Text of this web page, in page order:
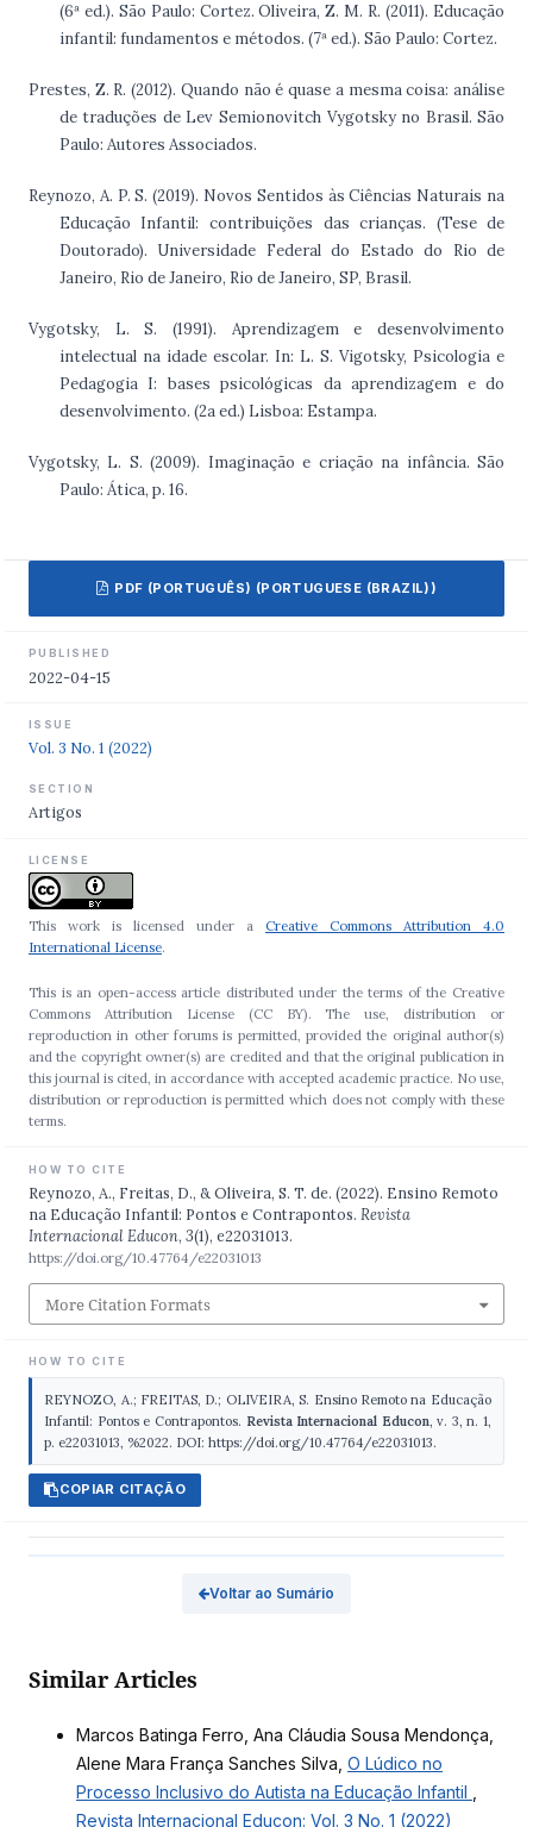
(6ª ed.). São Paulo: Cortez. Oliveira, Z. M. R. (2011). Educação
infantil: fundamentos e métodos. (7ª ed.). São Paulo: Cortez.
Prestes, Z. R. (2012). Quando não é quase a mesma coisa: análise
de traduções de Lev Semionovitch Vygotsky no Brasil. São
Paulo: Autores Associados.
Reynozo, A. P. S. (2019). Novos Sentidos às Ciências Naturais na
Educação Infantil: contribuições das crianças. (Tese de
Doutorado). Universidade Federal do Estado do Rio de
Janeiro, Rio de Janeiro, Rio de Janeiro, SP, Brasil.
Vygotsky, L. S. (1991). Aprendizagem e desenvolvimento
intelectual na idade escolar. In: L. S. Vigotsky, Psicologia e
Pedagogia I: bases psicológicas da aprendizagem e do
desenvolvimento. (2a ed.) Lisboa: Estampa.
Vygotsky, L. S. (2009). Imaginação e criação na infância. São
Paulo: Ática, p. 16.
PDF (PORTUGUÊS) (PORTUGUESE (BRAZIL))
PUBLISHED
2022-04-15
ISSUE
Vol. 3 No. 1 (2022)
SECTION
Artigos
LICENSE
This work is licensed under aCreative Commons Attribution 4.0
International License.
This is an open-access article distributed under the terms of the Creative
Commons Attribution License (CC BY). The use, distribution or
reproduction in other forums is permitted, provided the original author(s)
and the copyright owner(s) are credited and that the original publication in
this journal is cited, in accordance with accepted academic practice. No use,
distribution or reproduction is permitted which does not comply with these
terms.
HOW TO CITE
Reynozo, A., Freitas, D., & Oliveira, S. T. de. (2022). Ensino Remoto
na Educação Infantil: Pontos e Contrapontos. Revista
Internacional Educon, 3(1), e22031013.
https://doi.org/10.47764/e22031013
More Citation Formats
HOW TO CITE
REYNOZO, A.; FREITAS, D.; OLIVEIRA, S. Ensino Remoto na Educação
Infantil: Pontos e Contrapontos. Revista Internacional Educon, v. 3, n. 1,
p. e22031013, %2022. DOI: https://doi.org/10.47764/e22031013.
COPIAR CITAÇÃO
Voltar ao Sumário
Similar Articles
Marcos Batinga Ferro, Ana Cláudia Sousa Mendonça,
Alene Mara França Sanches Silva, O Lúdico no
Processo Inclusivo do Autista na Educação Infantil
Revista Internacional Educon: Vol. 3 No. 1 (2022)